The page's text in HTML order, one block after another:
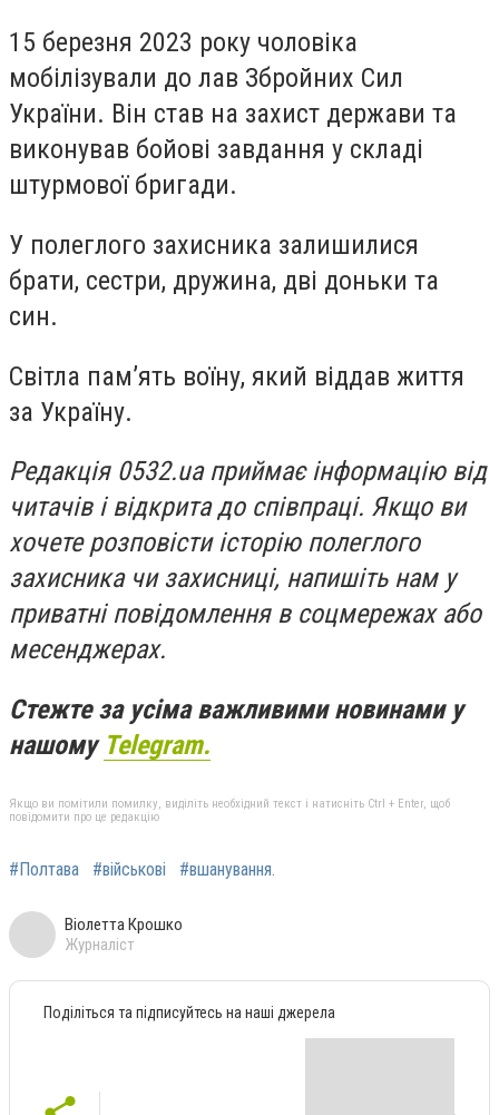
15 березня 2023 року чоловіка
мобілізували до лав Збройних Сил
України. Він став на захист держави та
виконував бойові завдання у складі
штурмової бригади.
У полеглого захисника залишилися
брати, сестри, дружина, дві доньки та
син.
Світла пам’ять воїну, який віддав життя
за Україну.
Редакція 0532.ua приймає інформацію від
читачів і відкрита до співпраці. Якщо ви
хочете розповісти історію полеглого
захисника чи захисниці, напишіть нам у
приватні повідомлення в соцмережах або
месенджерах.
Стежте за усіма важливими новинами у
нашому Telegram.
Якщо ви помітили помилку, виділіть необхідний текст і натисніть Ctrl + Enter, щоб
повідомити про це редакцію
#Полтава #військові #вшанування.
Віолетта Крошко
Журналіст
Поділіться та підписуйтесь на наші джерела